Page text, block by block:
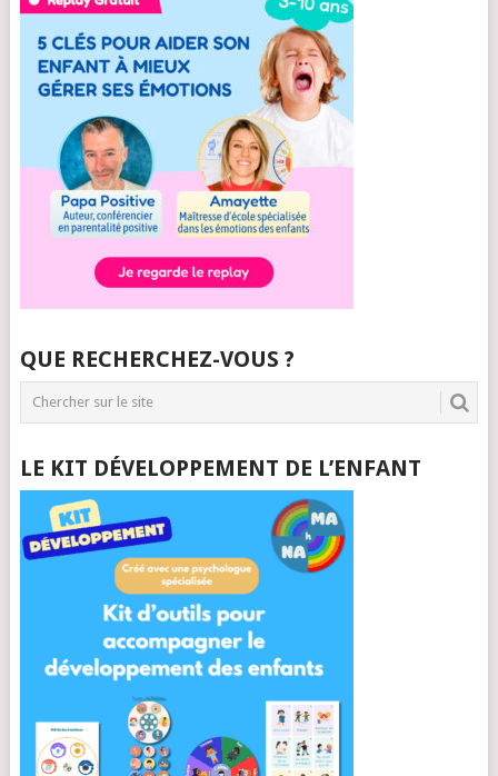
QUE RECHERCHEZ-VOUS ?
LE KIT DÉVELOPPEMENT DE L’ENFANT